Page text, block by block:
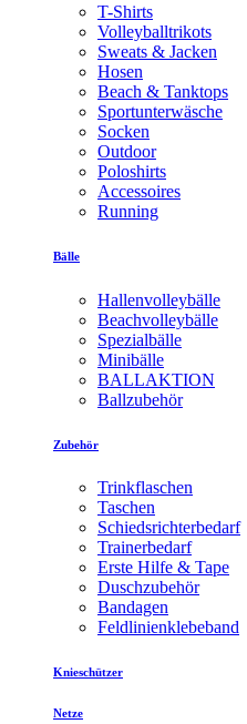
T-Shirts
Volleyballtrikots
Sweats & Jacken
Hosen
Beach & Tanktops
Sportunterwäsche
Socken
Outdoor
Poloshirts
Accessoires
Running
Bälle
Hallenvolleybälle
Beachvolleybälle
Spezialbälle
Minibälle
BALLAKTION
Ballzubehör
Zubehör
Trinkflaschen
Taschen
Schiedsrichterbedarf
Trainerbedarf
Erste Hilfe & Tape
Duschzubehör
Bandagen
Feldlinienklebeband
Knieschützer
Netze